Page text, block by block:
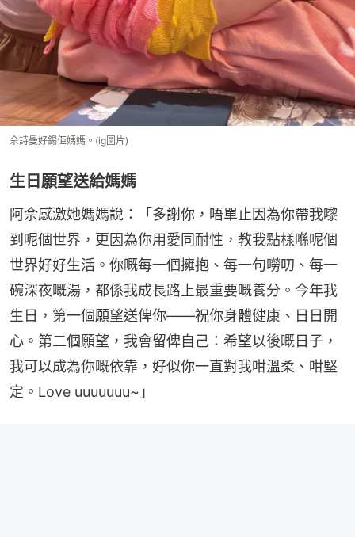
佘詩曼好錫佢媽媽。(ig圖片)
生日願望送給媽媽
阿佘感激她媽媽說：「多謝你，唔單止因為你帶我嚟
到呢個世界，更因為你用愛同耐性，教我點樣喺呢個
世界好好生活。你嘅每一個擁抱、每一句嘮叨、每一
碗深夜嘅湯，都係我成長路上最重要嘅養分。今年我
生日，第一個願望送俾你——祝你身體健康、日日開
心。第二個願望，我會留俾自己：希望以後嘅日子，
我可以成為你嘅依靠，好似你一直對我咁溫柔、咁堅
定。Love uuuuuuu~」